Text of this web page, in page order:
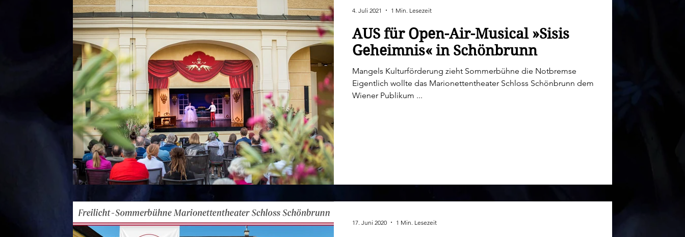
AUS für Open-Air-Musical »Sisis
Geheimnis« in Schönbrunn
Mangels Kulturförderung zieht Sommerbühne die Notbremse
Eigentlich wollte das Marionettentheater Schloss Schönbrunn dem
Wiener Publikum ...
4. Juli 2021 1 Min. Lesezeit
17. Juni 2020 1 Min. Lesezeit